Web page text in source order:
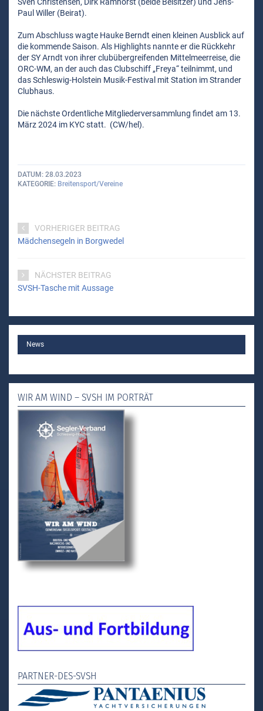
Paul Willer (Beirat).
Zum Abschluss wagte Hauke Berndt einen kleinen Ausblick auf
die kommende Saison. Als Highlights nannte er die Rückkehr
der SY Arndt von ihrer clubübergreifenden Mittelmeerreise, die
ORC-WM, an der auch das Clubschiff „Freya“ teilnimmt, und
das Schleswig-Holstein Musik-Festival mit Station im Strander
Clubhaus.
Die nächste Ordentliche Mitgliederversammlung findet am 13.
März 2024 im KYC statt. (CW/hel).
DATUM 28.03.2023
KATEGORIE Breitensport/Vereine
VORHERIGER BEITRAG
Mädchensegeln in Borgwedel
NÄCHSTER BEITRAG
SVSH-Tasche mit Aussage
MAIN
News
WIR AM WIND – SVSH IM PORTRÄT
PARTNER-DES-SVSH